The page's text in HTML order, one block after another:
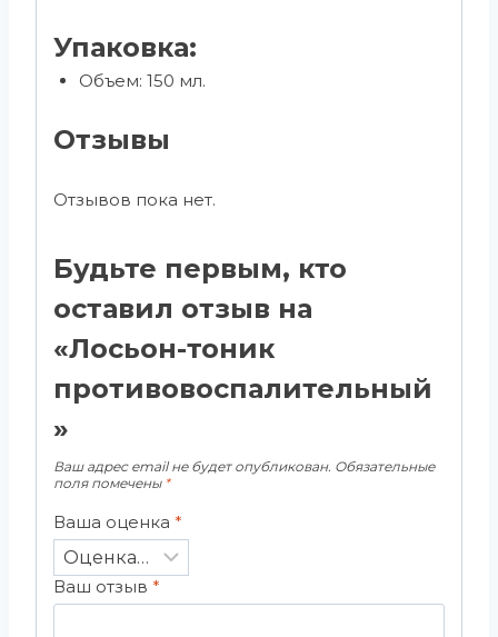
Упаковка:
Объем: 150 мл.
Отзывы
Отзывов пока нет.
Будьте первым, кто
оставил отзыв на
«Лосьон-тоник
противовоспалительный
»
Ваш адрес email не будет опубликован. Обязательные
поля помечены *
Ваша оценка *
Ваш отзыв *